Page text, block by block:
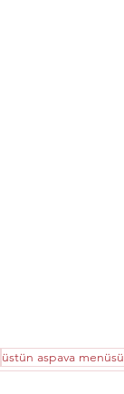
üstün aspava menüsü